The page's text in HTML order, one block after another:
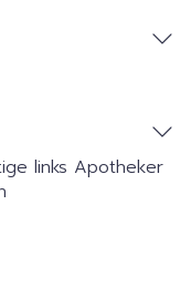
links Apotheker